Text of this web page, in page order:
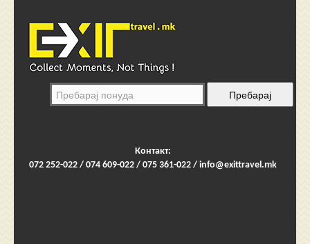
Контакт:
072 252-022 / 074 609-022 / 075 361-022 / info@exittravel.mk